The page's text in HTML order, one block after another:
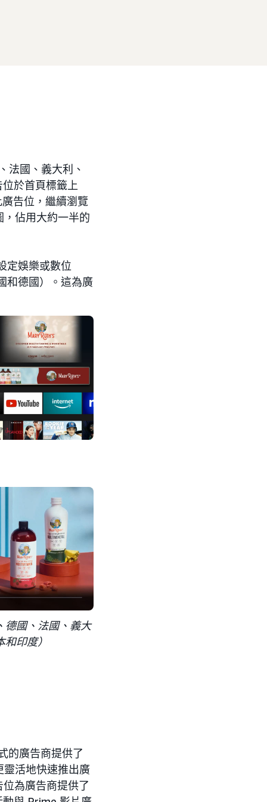
法國、義大利、
於首頁標籤上
告位，繼續瀏覽
佔用大約一半的
定娛樂或數位
和德國）。這為廣
德國、法國、義大
印度）
的廣告商提供了
靈活地快速推出廣
為廣告商提供了